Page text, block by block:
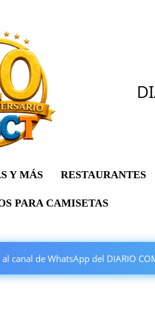
Y MÁS RESTAURANTES
PARA CAMISETAS
canal de WhatsApp del DIARIO